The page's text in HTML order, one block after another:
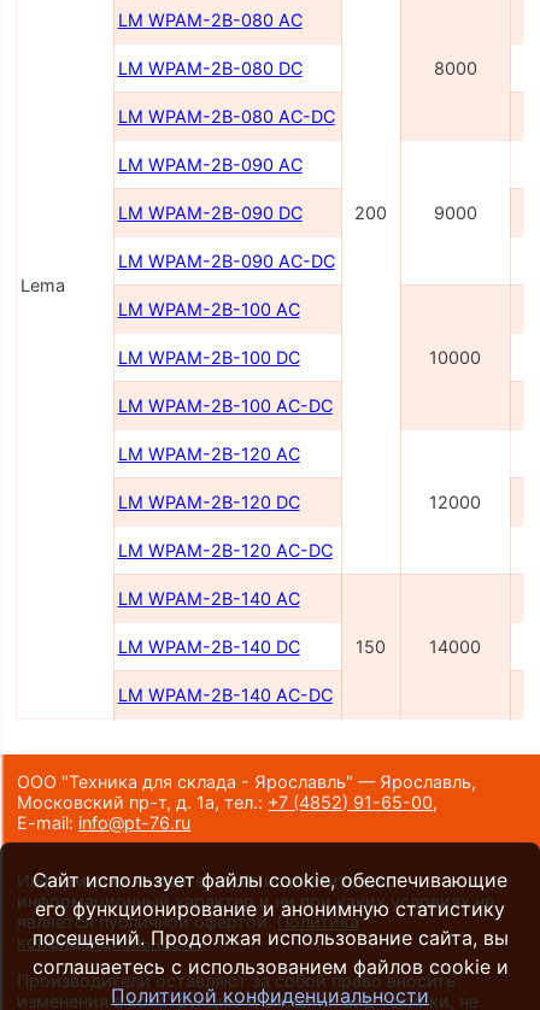
Lema
200
LM WPAM-2В-080 AC
8000
LM WPAM-2B-080 DC
LM WPAM-2B-080 AC-DC
LM WPAM-2В-090 AC
9000
LM WPAM-2B-090 DC
LM WPAM-2B-090 AC-DC
LM WPAM-2B-100 AC
10000
LM WPAM-2B-100 DC
LM WPAM-2B-100 AC-DC
LM WPAM-2B-120 AC
12000
LM WPAM-2B-120 DC
LM WPAM-2B-120 AC-DC
LM WPAM-2B-140 AC
150 14000
LM WPAM-2B-140 DC
LM WPAM-2B-140 AC-DC
ООО "Техника для склада - Ярославль" — Ярославль,
Московский пр-т, д. 1а,тел.: +7 (4852) 91-65-00,
E-mail: info@pt-76.ru
Информация на сайте носит исключительно
информационный характер и ни при каких условиях не
является публичной офертой. Политика
конфиденциальности.
Производители оставляют за собой право вносить
изменения в конструкцию и внешний вид техники, не
Сайт использует файлы cookie, обеспечивающие
его функционирование и анонимную статистику
посещений. Продолжая использование сайта, вы
соглашаетесь с использованием файлов cookie и
Политикой конфиденциальности